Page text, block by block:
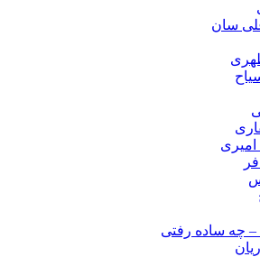
سان
چه ساده رفتی